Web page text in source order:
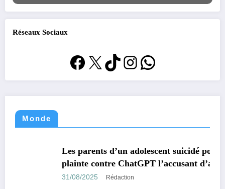
Réseaux Sociaux
Facebook
X TikTok
Instagram
WhatsApp
Monde
TECHNOLOGIE
Les parents d’un adolescent suicidé portent
plainte contre ChatGPT l’accusant d’avoir
encouragé son suicide.
31/08/2025 Rédaction